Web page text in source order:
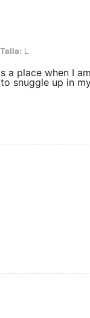
Talla: L
a place when I
snuggle up in